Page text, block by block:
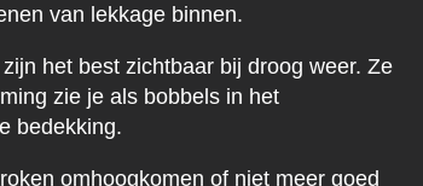
van lekkage binnen.
het best zichtbaar bij droog weer. Ze
zie je als bobbels in het
bedekking.
omhoogkomen of niet meer goed